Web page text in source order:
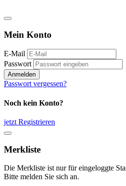
Mein Konto
E-Mail
Passwort
Anmelden
Passwort vergessen?
Noch kein Konto?
jetzt Registrieren
Merkliste
Die Merkliste ist nur für eingeloggte
Bitte melden Sie sich an.